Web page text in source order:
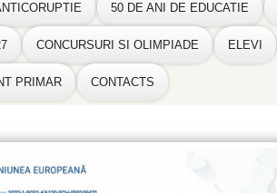
50 DE ANI DE EDUCATIE
CONCURSURI SI OLIMPIADE ELEVI
PRIMAR CONTACTS